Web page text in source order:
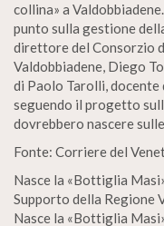
collina» a
punto sulla gestione
direttore del Consorzio
Valdobbiadene, Diego
di Paolo Tarolli, docente
seguendo il progetto
dovrebbero nascere
Fonte: Corriere del
Nasce la «Bottiglia
Supporto della Regione
Nasce la «Bottiglia